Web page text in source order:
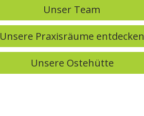
Unser Team
Unsere Praxisräume entdecken
Unsere Ostehütte